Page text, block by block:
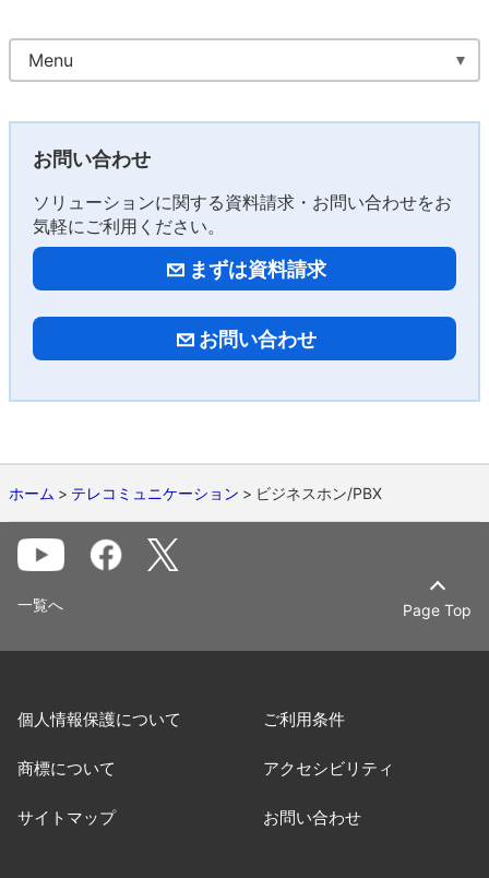
Menu
お問い合わせ
ソリューションに関する資料請求・お問い合わせをお
気軽にご利用ください。
まずは資料請求
お問い合わせ
ホーム テレコミュニケーション ビジネスホン/PBX
Page Top
一覧へ
個人情報保護について ご利用条件
商標について アクセシビリティ
サイトマップ お問い合わせ